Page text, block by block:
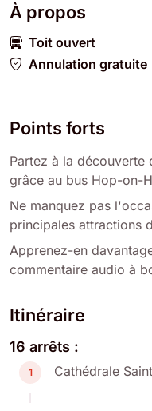
À propos
Toit ouvert
Annulation gratuite
Points forts
Partez à la
grâce au bus Hop-on-
Ne manquez pas
principales attractions
Apprenez-en
commentaire audio à
Itinéraire
16 arrêts :
1 Cathédrale